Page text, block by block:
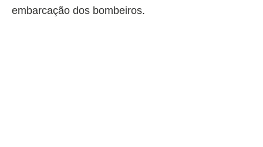
embarcação dos bombeiros.